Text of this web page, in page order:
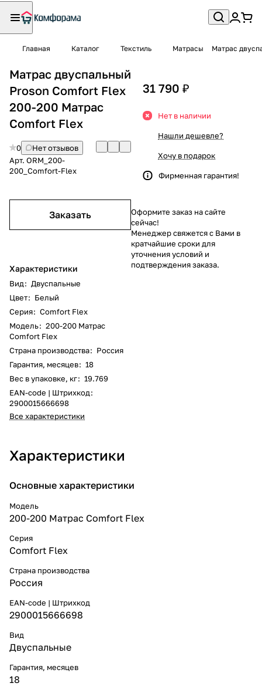
Главная Каталог Текстиль Матрасы Матрас
Матрас двуспальный
Proson Comfort Flex
200-200 Матрас
Comfort Flex
0
Нет отзывов
Арт. ORM_200-
200_Comfort-Flex
Заказать
Характеристики
Вид: Двуспальные
Цвет: Белый
Серия: Comfort Flex
Модель: 200-200 Матрас
Comfort Flex
Страна производства: Россия
Гарантия, месяцев: 18
Вес в упаковке, кг: 19.769
EAN-code | Штрихкод:
2900015666698
Все характеристики
31 790 ₽
Нет в наличии
Нашли дешевле?
Хочу в подарок
Фирменная гарантия!
Оформите заказ на сайте
сейчас!
Менеджер свяжется с Вами в
кратчайшие сроки для
уточнения условий и
подтверждения заказа.
Характеристики
Основные характеристики
Модель
200-200 Матрас Comfort Flex
Серия
Comfort Flex
Страна производства
Россия
EAN-code | Штрихкод
2900015666698
Вид
Двуспальные
Гарантия, месяцев
18